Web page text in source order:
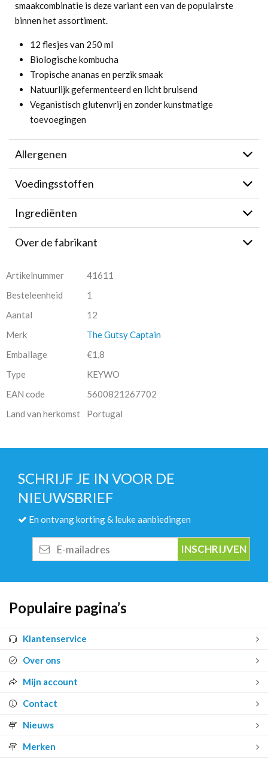
smaakcombinatie is deze variant een van de populairste
binnen het assortiment.
12 flesjes van 250 ml
Biologische kombucha
Tropische ananas en perzik smaak
Natuurlijk gefermenteerd en licht bruisend
Veganistisch glutenvrij en zonder kunstmatige
toevoegingen
Allergenen
Voedingsstoffen
Ingrediënten
Over de fabrikant
Artikelnummer
41611
Besteleenheid
1
Aantal
12
Merk
The Gutsy Captain
Emballage
€1,8
Type
KEYWO
EAN code
5600821267702
Land van herkomst
Portugal
SCHRIJF JE IN VOOR DE
NIEUWSBRIEF
En ontvang korting & leuke aanbiedingen
mailadres
Populaire pagina’s
Klantenservice
Over ons
Mijn account
Contact
Nieuws
Merken